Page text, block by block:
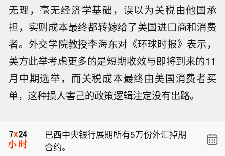
无理，毫无经济学基础，误以为关税由他国承
担，实则成本最终都转嫁给了美国进口商和消费
者。外交学院教授李海东对《环球时报》表示，
美方此举考虑更多的是短期收效与即将到来的11
月中期选举，而关税成本最终由美国消费者买
单，这种损人害己的政策逻辑注定没有出路。
Servus Credit Union首席经济学家Cha
rles St-Arnaud：对加拿大央行而言，
强。然而，由于美国贸易政策的不确定
性，前景的下行风险依然存在。
巴西中央银行展期所有5万份外汇掉期
合约。